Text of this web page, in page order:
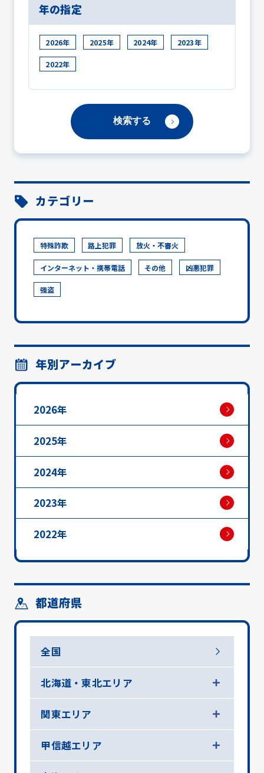
年の指定
2026年 2025年 2024年 2023年
2022年
カテゴリー
特殊詐欺 路上犯罪 放火・不審火
インターネット・携帯電話 その他 凶悪犯罪
強盗
年別アーカイブ
2026年
2025年
2024年
2023年
2022年
都道府県
全国
北海道・東北エリア
関東エリア
甲信越エリア